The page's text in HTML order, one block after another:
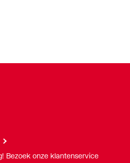
Bezoek onze klantenservice